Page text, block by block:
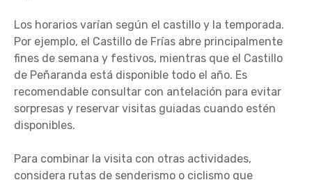
Los horarios varían según el castillo y la temporada.
Por ejemplo, el Castillo de Frías abre principalmente
fines de semana y festivos, mientras que el Castillo
de Peñaranda está disponible todo el año. Es
recomendable consultar con antelación para evitar
sorpresas y reservar visitas guiadas cuando estén
disponibles.
Para combinar la visita con otras actividades,
considera rutas de senderismo o ciclismo que